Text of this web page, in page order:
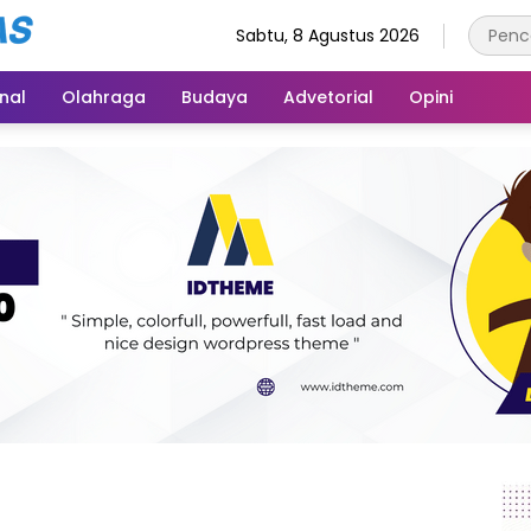
Sabtu, 8 Agustus 2026
Olahraga Budaya Advetorial Opini